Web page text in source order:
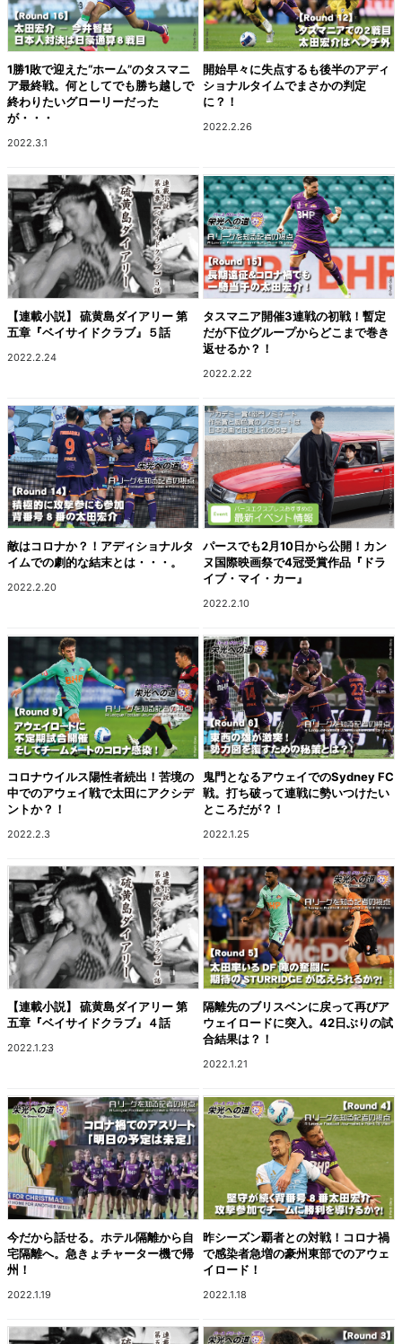
1勝1敗で迎えた“ホーム”のタスマニ
ア最終戦。何としてでも勝ち越しで
終わりたいグローリーだった
が・・・
2022.3.1
開始早々に失点するも後半のアディ
ショナルタイムでまさかの判定
に？！
2022.2.26
【連載小説】 硫黄島ダイアリー 第
五章『ベイサイドクラブ』５話
2022.2.24
タスマニア開催3連戦の初戦！暫定
だが下位グループからどこまで巻き
返せるか？！
2022.2.22
敵はコロナか？！アディショナルタ
イムでの劇的な結末とは・・・。
2022.2.20
パースでも2月10日から公開！カン
ヌ国際映画祭で4冠受賞作品『ドラ
イブ・マイ・カー』
2022.2.10
コロナウイルス陽性者続出！苦境の
中でのアウェイ戦で太田にアクシデ
ントか？！
2022.2.3
鬼門となるアウェイでのSydney FC
戦。打ち破って連戦に勢いつけたい
ところだが？！
2022.1.25
【連載小説】 硫黄島ダイアリー 第
五章『ベイサイドクラブ』４話
2022.1.23
隔離先のブリスベンに戻って再びア
ウェイロードに突入。42日ぶりの試
合結果は？！
2022.1.21
今だから話せる。ホテル隔離から自
宅隔離へ。急きょチャーター機で帰
州！
2022.1.19
昨シーズン覇者との対戦！コロナ禍
で感染者急増の豪州東部でのアウェ
イロード！
2022.1.18